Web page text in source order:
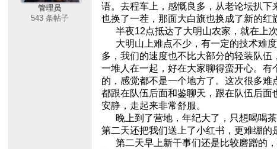
管理员
543 条帖子
语。去程车上，感慨良多，从老论坛扒下
也换了一茬，那面大白旗也换成了新的红
半夜12点抵达了大明山农家，就在上次
大明山上难点不少，有一定的技术难度
多，我们的速度也不比大部分的轻装队
一堆人在一起，好在大家聊得蛮开心。
的，感觉都不是一个地方了。这次很多
都跟在队伍后面和鉴聊天，跟在队伍后
安静，走起来非常舒服。
晚上到了营地，年纪大了，只想喝喝茶
第二天还把我们送上了小红书，更难绷的
第二天早上新干事们还是比较磨蹭的，